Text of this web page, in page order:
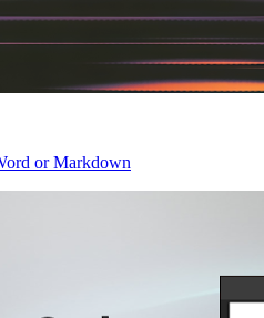
or Markdown